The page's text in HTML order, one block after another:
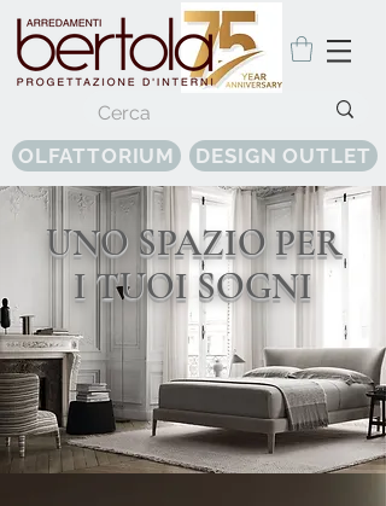
OLFATTORIUM DESIGN OUTLET
UNO SPAZIO PER
I TUOI SOGNI